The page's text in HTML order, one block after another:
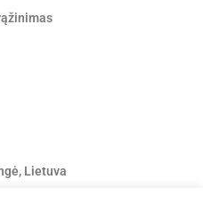
Lietuva